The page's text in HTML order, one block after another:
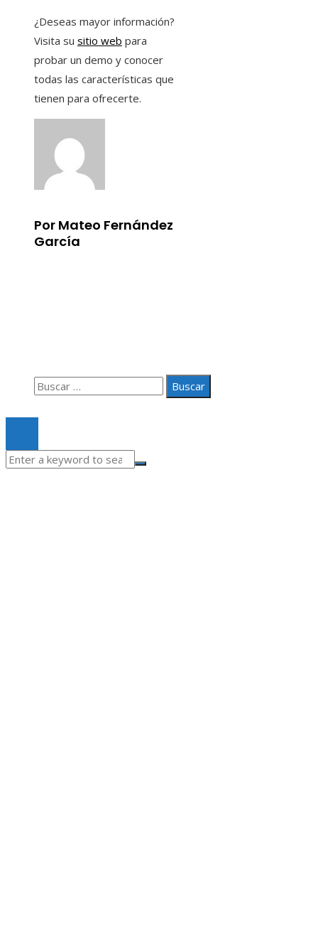
¿Deseas mayor información?
Visita su sitio web para
probar un demo y conocer
todas las características que
tienen para ofrecerte.
Por Mateo Fernández
García
Buscar: